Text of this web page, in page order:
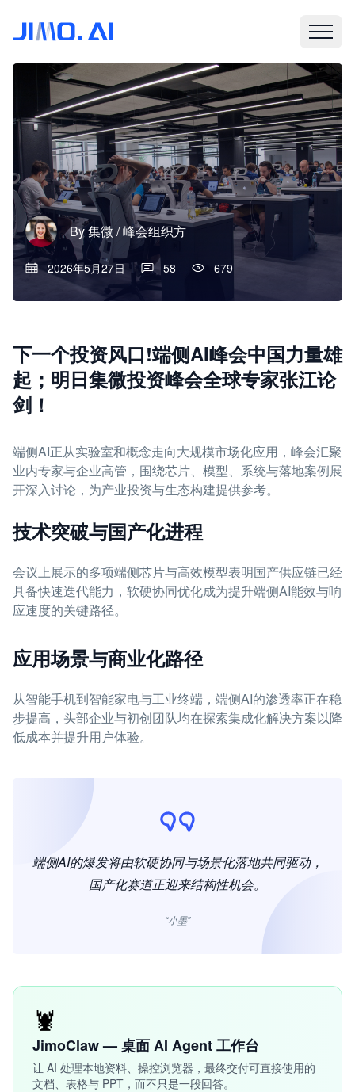
By集微 / 峰会组织方
2026年5月27日 58 679
下一个投资风口!端侧AI峰会中国力量雄
起；明日集微投资峰会全球专家张江论
剑！
端侧AI正从实验室和概念走向大规模市场化应用，峰会汇聚
业内专家与企业高管，围绕芯片、模型、系统与落地案例展
开深入讨论，为产业投资与生态构建提供参考。
技术突破与国产化进程
会议上展示的多项端侧芯片与高效模型表明国产供应链已经
具备快速迭代能力，软硬协同优化成为提升端侧AI能效与响
应速度的关键路径。
应用场景与商业化路径
从智能手机到智能家电与工业终端，端侧AI的渗透率正在稳
步提高，头部企业与初创团队均在探索集成化解决方案以降
低成本并提升用户体验。
端侧AI的爆发将由软硬协同与场景化落地共同驱动，
国产化赛道正迎来结构性机会。
“小墨”
🦞
JimoClaw — 桌面 AI Agent 工作台
让 AI 处理本地资料、操控浏览器，最终交付可直接使用的
文档、表格与 PPT，而不只是一段回答。